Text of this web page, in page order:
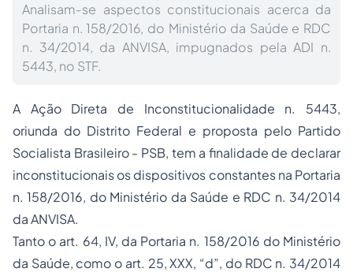
Analisam-se aspectos constitucionais acerca da
Portaria n. 158/2016, do Ministério da Saúde e RDC
n. 34/2014, da ANVISA, impugnados pela ADI n.
5443, no STF.
A Ação Direta de Inconstitucionalidade n. 5443,
oriunda do Distrito Federal e proposta pelo Partido
Socialista Brasileiro - PSB, tem a finalidade de declarar
inconstitucionais os dispositivos constantes na Portaria
n. 158/2016, do Ministério da Saúde e RDC n. 34/2014
da ANVISA.
Tanto o art. 64, IV, da Portaria n. 158/2016 do Ministério
da Saúde, como o art. 25, XXX, “d”, do RDC n. 34/2014